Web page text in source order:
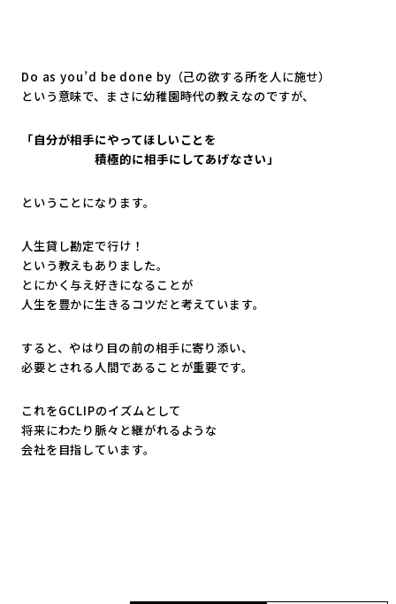
Do as you’d be done by（己の欲する所を人に施せ）
という意味で、まさに幼稚園時代の教えなのですが、
「自分が相手にやってほしいことを
積極的に相手にしてあげなさい」
ということになります。
人生貸し勘定で行け！
という教えもありました。
とにかく与え好きになることが
人生を豊かに生きるコツだと考えています。
すると、やはり目の前の相手に寄り添い、
必要とされる人間であることが重要です。
これをGCLIPのイズムとして
将来にわたり脈々と継がれるような
会社を目指しています。